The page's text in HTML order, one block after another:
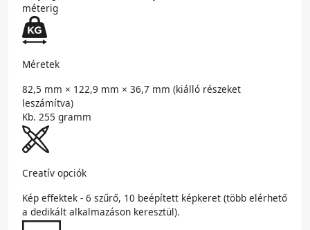
méterig
Méretek
82,5 mm × 122,9 mm × 36,7 mm (kiálló részeket
leszámítva)
Kb. 255 gramm
Creatív opciók
Kép effektek - 6 szűrő, 10 beépített képkeret (több elérhető
a dedikált alkalmazáson keresztül).